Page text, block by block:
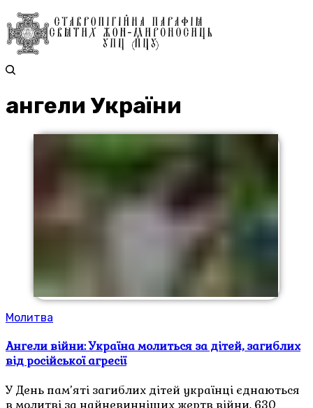
ангели України
Молитва
Ангели війни: Україна молиться за дітей, загиблих
від російської агресії
У День пам’яті загиблих дітей українці єднаються